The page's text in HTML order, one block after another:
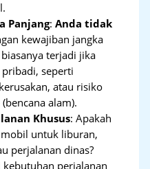
Panjang:Anda tidak
kewajiban jangka
terjadi jika
seperti
atau risiko
alam).
Khusus: Apakah
untuk liburan,
perjalanan dinas?
perjalanan